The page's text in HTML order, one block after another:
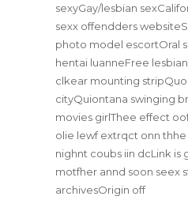
sexyGay/lesbian
sexx offendders
photo model escortOral
hentai luanneFree
clkear mounting
cityQuiontana swinging
movies girlThee effect
olie lewf extrqct onn thhe
nighnt coubs iin dcLink is
motfher annd soon seex
archivesOrigin off